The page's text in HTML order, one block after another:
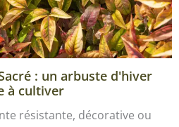
: un arbuste d'hiver
à cultiver
résistante, décorative ou